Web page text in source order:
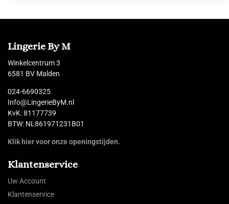
Lingerie By M
Winkelcentrum 3
6581 BV Malden
024-6690325
Info@LingerieByM.nl
KvK: 81177739
BTW: NL861971231B01
Klik hier voor onze openingstijden.
Klantenservice
Uw Account
Klantenservice